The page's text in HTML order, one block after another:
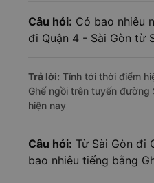
Câu hỏi: Có bao nhiêu
đi Quận 4 - Sài Gòn từ
Trả lời: Tính tới thời điểm
Ghế ngồi trên tuyến đường
hiện nay
Câu hỏi: Từ Sài Gòn đi
bao nhiêu tiếng bằng